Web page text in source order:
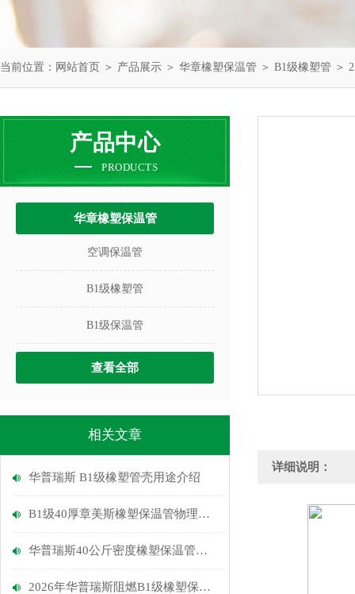
当前位置： 网站首页 ＞ 产品展示 ＞ 华章橡塑保温管 ＞ B1级橡塑管 ＞
产品中心
PRODUCTS
华章橡塑保温管
空调保温管
B1级橡塑管
B1级保温管
查看全部
相关文章
华普瑞斯 B1级橡塑管壳用途介绍
B1级40厚章美斯橡塑保温管物理性能介绍
华普瑞斯40公斤密度橡塑保温管优点
2026年华普瑞斯阻燃B1级橡塑保温管介绍
详细说明：